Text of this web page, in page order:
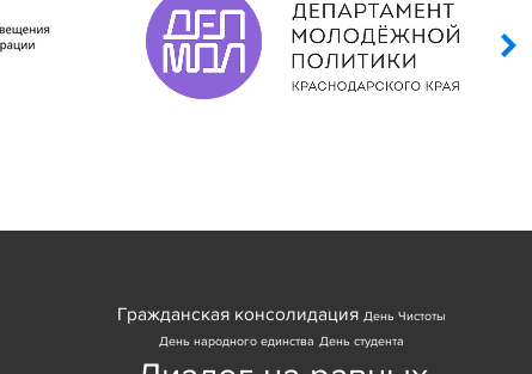
Гражданская консолидация День Чистоты
День народного единства День студента